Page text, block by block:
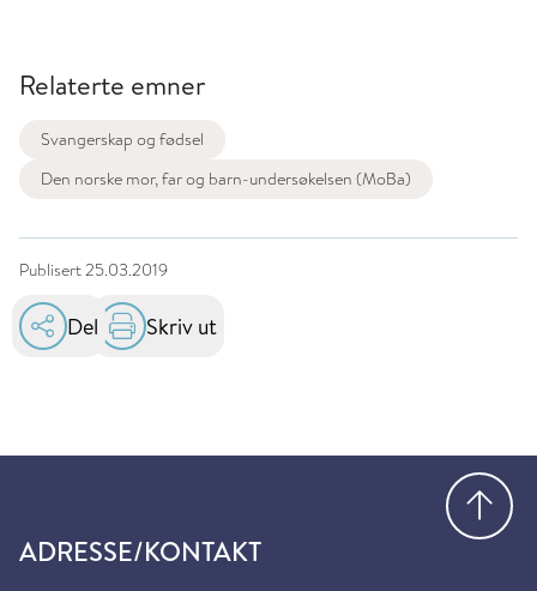
Relaterte emner
Svangerskap og fødsel
Den norske mor, far og barn-undersøkelsen (MoBa)
Publisert25.03.2019
Del Skriv ut
ADRESSE/KONTAKT